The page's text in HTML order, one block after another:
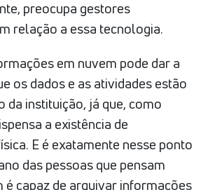
preocupa gestores
relação a essa tecnologia.
em nuvem pode dar a
os dados e as atividades estão
da instituição, já que, como
a existência de
E é exatamente nesse ponto
das pessoas que pensam
é capaz de arquivar informações